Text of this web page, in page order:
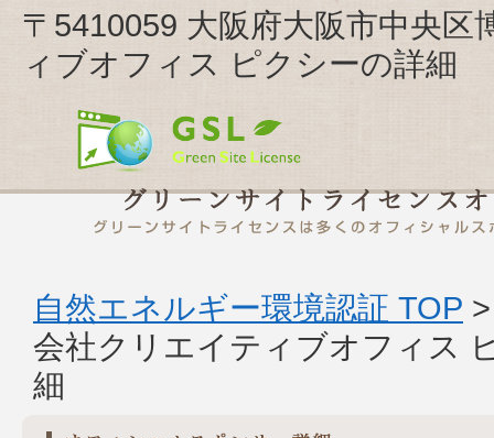
〒5410059 大阪府大阪市中央
ィブオフィス ピクシーの詳細
自然エネルギー環境認証 TOP
会社クリエイティブオフィス
細